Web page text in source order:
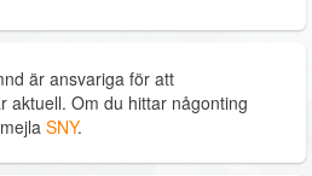
är ansvariga för att
aktuell. Om du hittar någonting
SNY.